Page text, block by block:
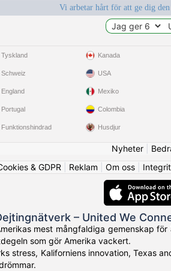
Vi arbetar hårt för att ge dig den
Tyskland
Schweiz
England
Portugal
Funktionshindrad
Kanada
USA
Mexiko
Colombia
Husdjur
Nyheter|
& GDPR
Reklam Om oss
– United We
mest mångfaldiga gemenskap
som gör Amerika vackert.
stress, Kaliforniens innovation, Texas